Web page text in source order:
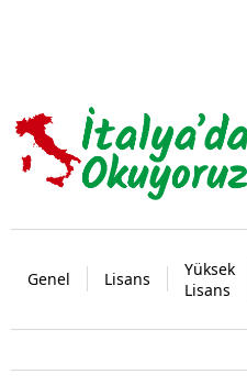
Genel Lisans
Yüksek
Lisans